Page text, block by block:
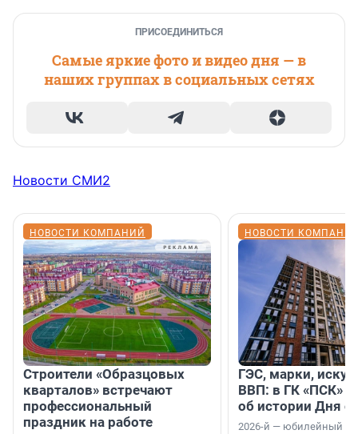
ПРИСОЕДИНИТЬСЯ
Самые яркие фото и видео дня — в
наших группах в социальных сетях
Новости СМИ2
НОВОСТИ КОМПАНИЙ
Строители «Образцовых
кварталов» встречают
профессиональный
праздник на работе
НОВОСТИ
ГЭС, марки,
ВВП: в ГК «ПСК»
об истории Дня
2026-й — юбилейный